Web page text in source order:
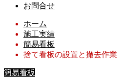
お問合せ
ホーム
施工実績
簡易看板
捨て看板の設置と撤去作
簡易看板